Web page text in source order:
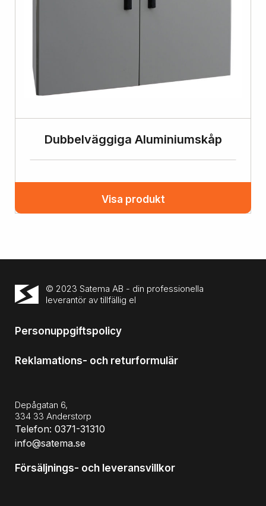
Dubbelväggiga Aluminiumskåp
Visa produkt
© 2023 Satema AB - din professionella
leverantör av tillfällig el
Personuppgiftspolicy
Reklamations- och returformulär
Depågatan 6,
334 33 Anderstorp
Telefon: 0371-31310
info@satema.se
Försäljnings- och leveransvillkor